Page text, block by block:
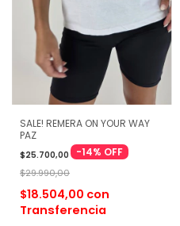
SALE! REMERA ON YOUR WAY
PAZ
$25.700,00 -14% OFF
$29.990,00
$18.504,00 con
Transferencia